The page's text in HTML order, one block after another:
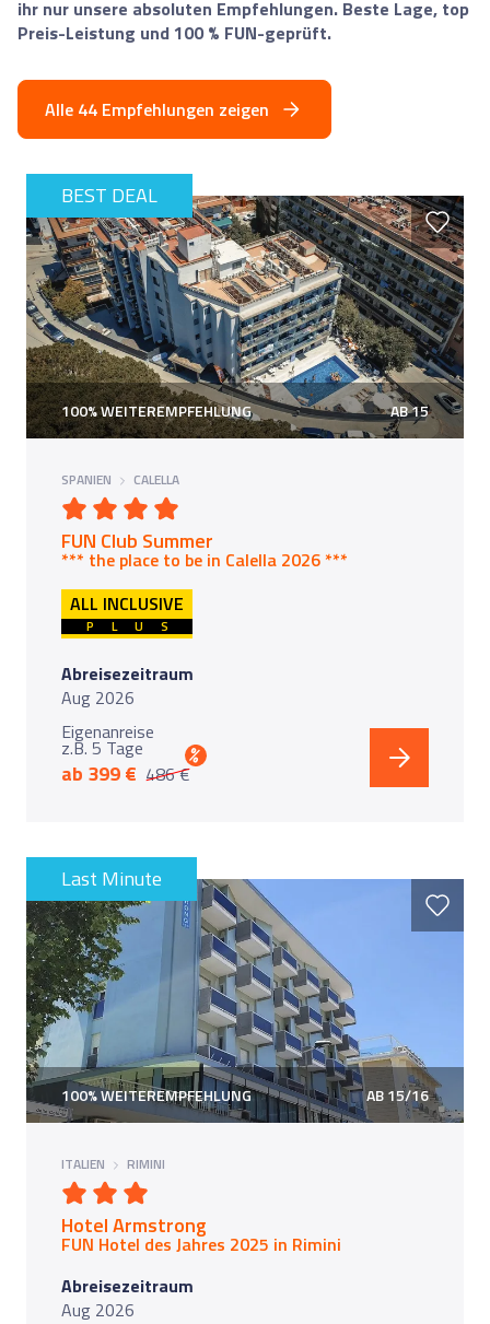
ihr nur unsere absoluten Empfehlungen. Beste Lage, top
Preis-Leistung und 100 % FUN-geprüft.
Alle 44 Empfehlungen zeigen
BEST DEAL
100% WEITEREMPFEHLUNG AB 15
SPANIEN CALELLA
FUN Club Summer
*** the place to be in Calella
2026 ***
ALL INCLUSIVE
PLUS
Abreisezeitraum
Aug 2026
Eigenanreise
z.B. 5 Tage
ab 399 € 486 €
%
Last Minute
100% WEITEREMPFEHLUNG AB 15/16
ITALIEN RIMINI
Hotel Armstrong
FUN Hotel des Jahres 2025 in
Abreisezeitraum
Aug 2026